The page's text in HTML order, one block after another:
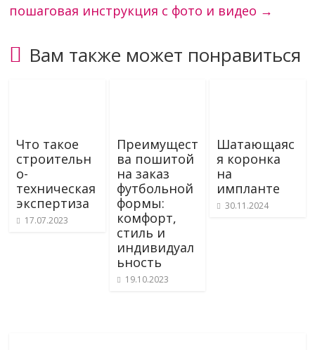
пошаговая инструкция с фото и видео →
Вам также может понравиться
Что такое
строительн
о-
техническая
экспертиза
17.07.2023
Преимущест
ва пошитой
на заказ
футбольной
формы:
комфорт,
стиль и
индивидуал
ьность
19.10.2023
Шатающаяс
я коронка
на
импланте
30.11.2024